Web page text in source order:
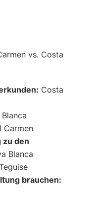
Costa
Carmen
zu den
Blanca
brauchen: